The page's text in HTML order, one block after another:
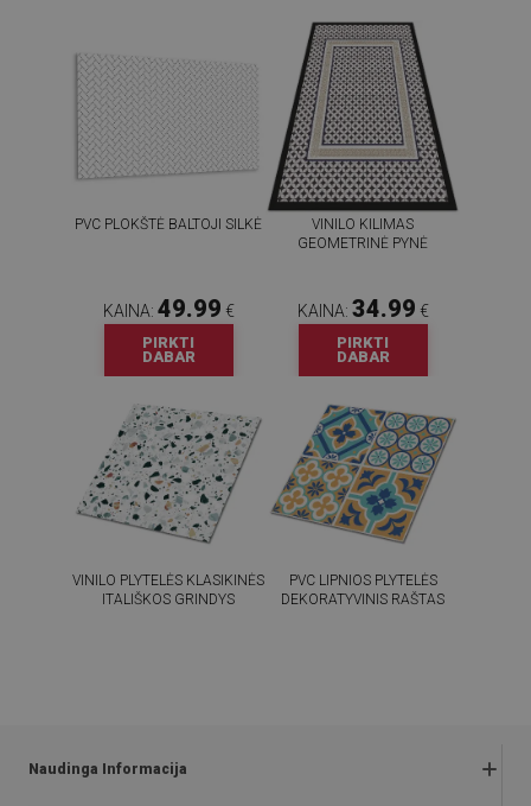
PVC PLOKŠTĖ BALTOJI SILKĖ
KAINA: 49.99 €
PIRKTI
DABAR
VINILO KILIMAS
GEOMETRINĖ PYNĖ
KAINA: 34.99 €
PIRKTI
DABAR
VINILO PLYTELĖS KLASIKINĖS
ITALIŠKOS GRINDYS
PVC LIPNIOS PLYTELĖS
DEKORATYVINIS RAŠTAS
Naudinga Informacija